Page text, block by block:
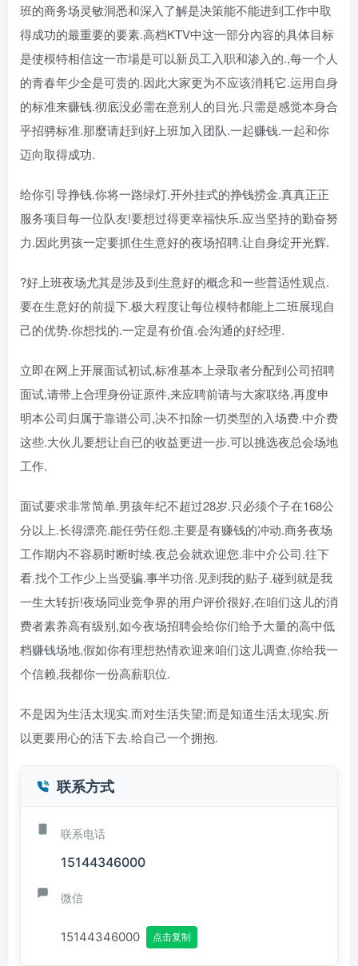
班的商务场灵敏洞悉和深入了解是决策能不能进到工作中取
得成功的最重要的要素.高档KTV中这一部分內容的具体目标
是使模特相信这一市場是可以新员工入职和渗入的.,每一个人
的青春年少全是可贵的.因此大家更为不应该消耗它.运用自身
的标准来赚钱.彻底没必需在意别人的目光.只需是感觉本身合
乎招骋标准.那麼请赶到好上班加入团队.一起赚钱.一起和你
迈向取得成功.
给你引导挣钱.你将一路绿灯.开外挂式的挣钱捞金.真真正正
服务项目每一位队友!要想过得更幸福快乐.应当坚持的勤奋努
力.因此男孩一定要抓住生意好的夜场招聘.让自身绽开光辉.
?好上班夜场尤其是涉及到生意好的概念和一些普适性观点.
要在生意好的前提下.极大程度让每位模特都能上二班展现自
己的优势.你想找的.一定是有价值.会沟通的好经理.
立即在网上开展面试初试,标准基本上录取者分配到公司招聘
面试,请带上合理身份证原件,来应聘前请与大家联络,再度申
明本公司归属于靠谱公司,决不扣除一切类型的入场费.中介费
这些.大伙儿要想让自已的收益更进一步.可以挑选夜总会场地
工作.
面试要求非常简单.男孩年纪不超过28岁.只必须个子在168公
分以上.长得漂亮.能任劳任怨.主要是有赚钱的冲动.商务夜场
工作期内不容易时断时续.夜总会就欢迎您.非中介公司.往下
看.找个工作少上当受骗.事半功倍.见到我的贴子.碰到就是我
一生大转折!夜场同业竞争界的用户评价很好,在咱们这儿的消
费者素养高有级别,如今夜场招聘会给你们给予大量的高中低
档赚钱场地,假如你有理想热情欢迎来咱们这儿调查,你给我一
个信赖,我都你一份高薪职位.
不是因为生活太现实.而对生活失望;而是知道生活太现实.所
以更要用心的活下去.给自己一个拥抱.
联系方式
联系电话
15144346000
微信
15144346000 点击复制